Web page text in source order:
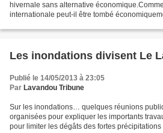
hivernale sans alternative
internationale peut-il être tombé
Les inondations divisent Le
Publié le 14/05/2013 à 23:05
Par Lavandou Tribune
Sur les inondations… quelques réunions
organisées pour expliquer les importants
pour limiter les dégâts des fortes